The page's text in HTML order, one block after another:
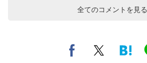
全てのコメントを見る